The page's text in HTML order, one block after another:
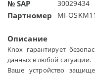
№ SAP 30029434
Партномер MI-
Описание
Knox гарантирует
данных в любой ситуации.
Ваше устройство